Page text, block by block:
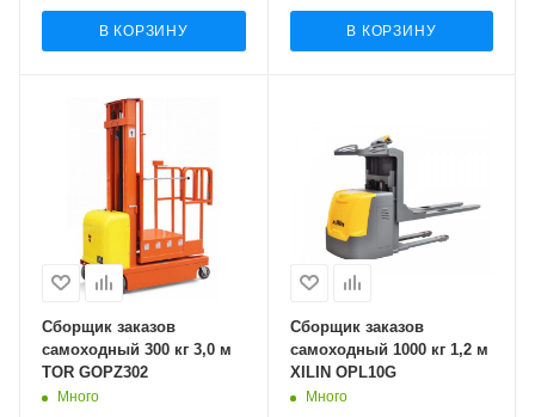
В КОРЗИНУ В КОРЗИНУ
Сборщик заказов
самоходный 300 кг 3,0 м
TOR GOPZ302
Много
Сборщик заказов
самоходный 1000 кг 1,2 м
XILIN OPL10G
Много